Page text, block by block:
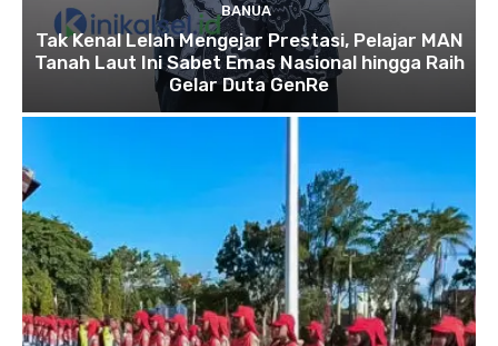
BANUA
Tak Kenal Lelah Mengejar Prestasi, Pelajar MAN
Tanah Laut Ini Sabet Emas Nasional hingga Raih
Gelar Duta GenRe